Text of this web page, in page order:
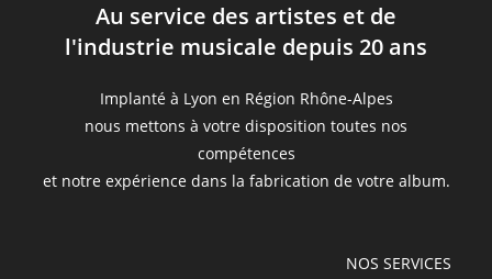
Au service des artistes et de
l'industrie musicale depuis 20 ans
Implanté à Lyon en Région Rhône-Alpes
nous mettons à votre disposition toutes nos
compétences
et notre expérience dans la fabrication de votre album.
NOS SERVICES